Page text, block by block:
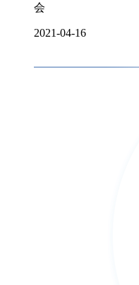
会
2021-04-16